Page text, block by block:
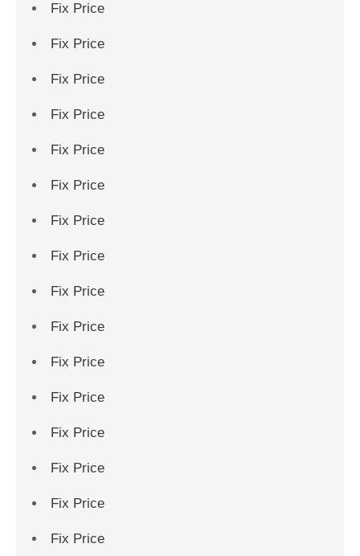
Fix Price
Fix Price
Fix Price
Fix Price
Fix Price
Fix Price
Fix Price
Fix Price
Fix Price
Fix Price
Fix Price
Fix Price
Fix Price
Fix Price
Fix Price
Fix Price